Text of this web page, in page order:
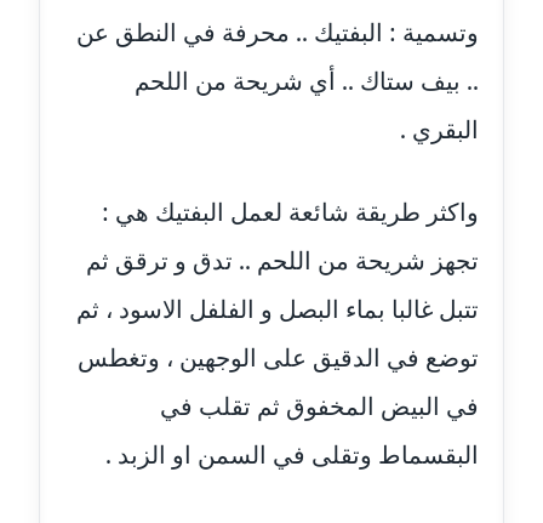
مدونة اسيمة اسامه
مدونة اشرف الكرم
عاملة
مدونة اشرف النجار
عاملة
عاملة
مدونة آمال صالح
وتسمية : البفتيك .. محرفة في النطق عن
.. بيف ستاك .. أي شريحة من اللحم
البقري .
واكثر طريقة شائعة لعمل البفتيك هي :
تجهز شريحة من اللحم .. تدق و ترقق ثم
تتبل غالبا بماء البصل و الفلفل الاسود ، ثم
توضع في الدقيق على الوجهين ، وتغطس
في البيض المخفوق ثم تقلب في
البقسماط وتقلى في السمن او الزبد .